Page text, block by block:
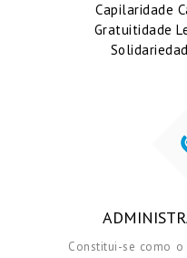
Capilaridade
Gratuitidade
Constitui-se como